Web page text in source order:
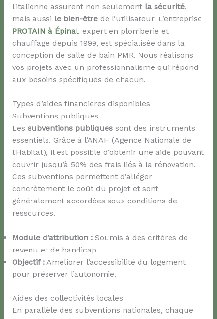
l’italienne assurent non seulement la sécurité,
mais aussi le bien-êtrede l’utilisateur. L’entreprise
PROTAIN à Épinal, expert en plomberie et
chauffage depuis 1999, est spécialisée dans la
conception de salle de bain PMR. Nous réalisons
vos projets avec un professionnalisme qui répond
aux besoins spécifiques de chacun.
Types d’aides financières disponibles
Subventions publiques
Les subventions publiquessont des instruments
essentiels. Grâce à l’ANAH (Agence Nationale de
l’Habitat), il est possible d’obtenir une aide pouvant
couvrir jusqu’à 50% des frais liés à la rénovation.
Ces subventions permettent d’alléger
concrètement le coût du projet et sont
généralement accordées sous conditions de
ressources.
Module d’attribution :Soumis à des critères de
revenu et de handicap.
Objectif :Améliorer l’accessibilité du logement
pour préserver l’autonomie.
Aides des collectivités locales
En parallèle des subventions nationales, chaque